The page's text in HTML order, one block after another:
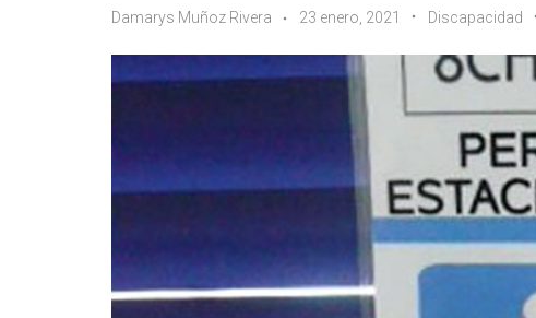
Damarys Muñoz Rivera 23 enero, 2021 Discapacidad